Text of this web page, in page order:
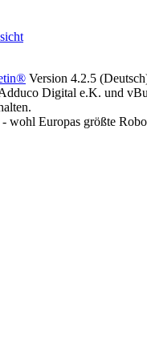
Version 4.2.5
Digital e.K. und
- wohl Europas größte